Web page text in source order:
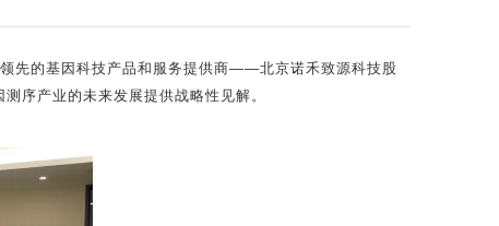
先的基因科技产品和服务提供商——北京诺禾致源科技股
序产业的未来发展提供战略性见解。